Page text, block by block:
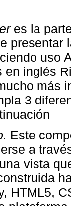
es la
presentar
uso
en inglés
más
3
Este
a
vista
HTML5,